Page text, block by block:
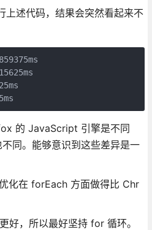
述代码，结果会突然看起来不
的 JavaScript 引擎是不同
同。能够意识到这些差异是一
化在 forEach 方面做得比 Chr
好，所以最好坚持 for 循环。